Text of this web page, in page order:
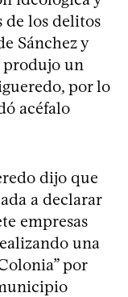
los delitos
Sánchez y
produjo un
por lo
acéfalo
dijo que
a declarar
empresas
una
por